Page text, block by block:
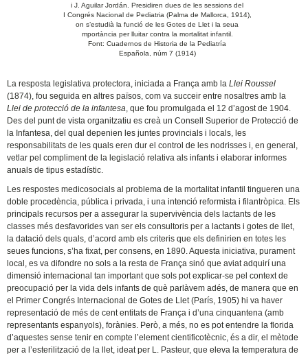
i J. Aguilar Jordán. Presidiren dues de les sessions del
I Congrés Nacional de Pediatria (Palma de Mallorca, 1914),
on s’estudià la funció de les Gotes de Llet i la seua
mportància per lluitar contra la mortalitat infantil.
Font: Cuadernos de Historia de la Pediatría
Española, núm 7 (1914)
La resposta legislativa protectora, iniciada a França amb la Llei Roussel
(1874), fou seguida en altres països, com va succeir entre nosaltres amb la
Llei de protecció de la infantesa , que fou promulgada el 12 d’agost de 1904.
Des del punt de vista organitzatiu es creà un Consell Superior de Protecció de
la Infantesa, del qual depenien les juntes provincials i locals, les
responsabilitats de les quals eren dur el control de les nodrisses i, en general,
vetlar pel compliment de la legislació relativa als infants i elaborar informes
anuals de tipus estadístic.
Les respostes medicosocials al problema de la mortalitat infantil tingueren una
doble procedència, pública i privada, i una intenció reformista i filantròpica. Els
principals recursos per a assegurar la supervivència dels lactants de les
classes més desfavorides van ser els consultoris per a lactants i gotes de llet,
la datació dels quals, d’acord amb els criteris que els definirien en totes les
seues funcions, s’ha fixat, per consens, en 1890. Aquesta iniciativa, purament
local, es va difondre no sols a la resta de França sinó que aviat adquirí una
dimensió internacional tan important que sols pot explicar-se pel context de
preocupació per la vida dels infants de què parlàvem adés, de manera que en
el Primer Congrés Internacional de Gotes de Llet (París, 1905) hi va haver
representació de més de cent entitats de França i d’una cinquantena (amb
representants espanyols), forànies. Però, a més, no es pot entendre la florida
d’aquestes sense tenir en compte l’element cientificotècnic, és a dir, el mètode
per a l’esterilització de la llet, ideat per L. Pasteur, que eleva la temperatura de